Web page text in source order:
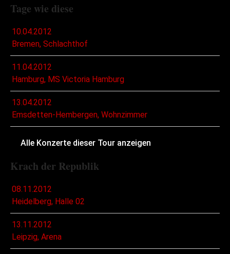
Tage wie diese
10.04.2012
Bremen, Schlachthof
11.04.2012
Hamburg, MS Victoria Hamburg
13.04.2012
Emsdetten-Hembergen, Wohnzimmer
Alle Konzerte dieser Tour anzeigen
Krach der Republik
08.11.2012
Heidelberg, Halle 02
13.11.2012
Leipzig, Arena